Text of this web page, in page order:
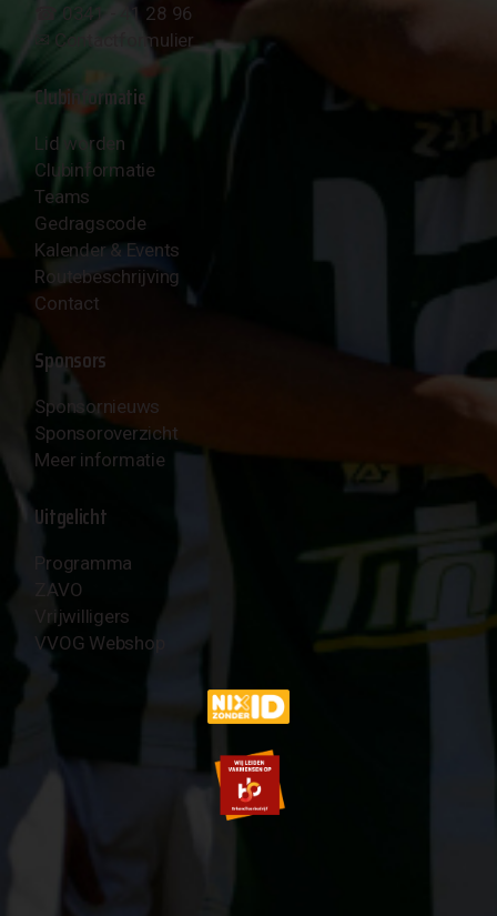
☎︎ 0341 - 41 28 96
✉︎ Contactformulier
Clubinformatie
Lid worden
Clubinformatie
Teams
Gedragscode
Kalender & Events
Routebeschrijving
Contact
Sponsors
Sponsornieuws
Sponsoroverzicht
Meer informatie
Uitgelicht
Programma
ZAVO
Vrijwilligers
VVOG Webshop